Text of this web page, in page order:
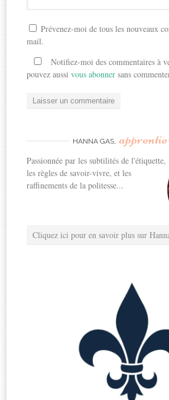
Prévenez-moi de tous les nouveaux
mail.
Notifiez-moi des commentaires à
pouvez aussivous abonner sans
HANNA GAS,
Passionnée par les subtilités de l'étiquette,
les règles de savoir-vivre, et les
raffinements de la politesse...
Cliquez ici pour en savoir plus sur